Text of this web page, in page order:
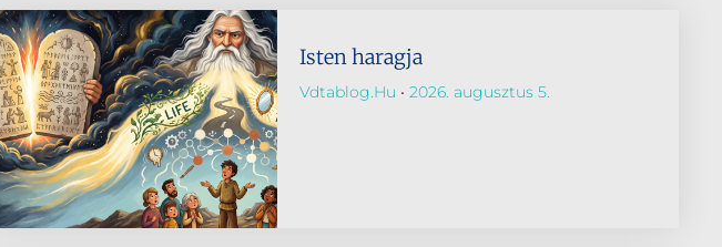
Isten haragja
Vdtablog.hu 2026. augusztus 5.